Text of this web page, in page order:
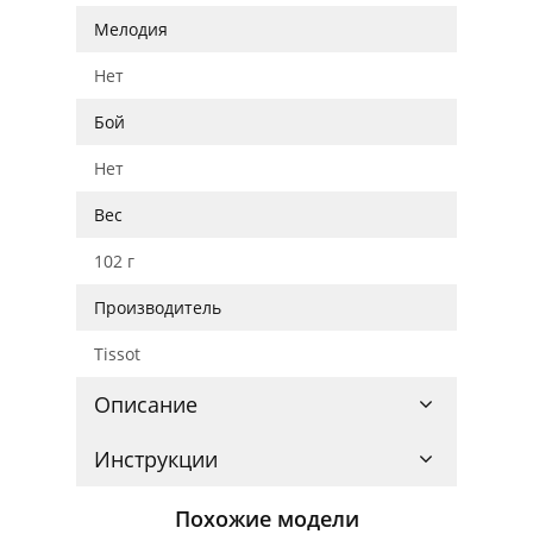
Мелодия
Нет
Бой
Нет
Вес
102 г
Производитель
Tissot
Описание
Инструкции
Похожие модели